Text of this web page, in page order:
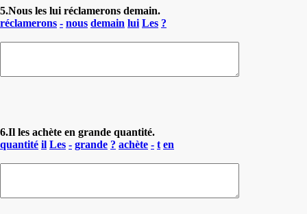
5.Nous les lui réclamerons demain.
réclamerons - nous demain lui Les ?
6.Il les achète en grande quantité.
quantité il Les - grande ? achète - t en